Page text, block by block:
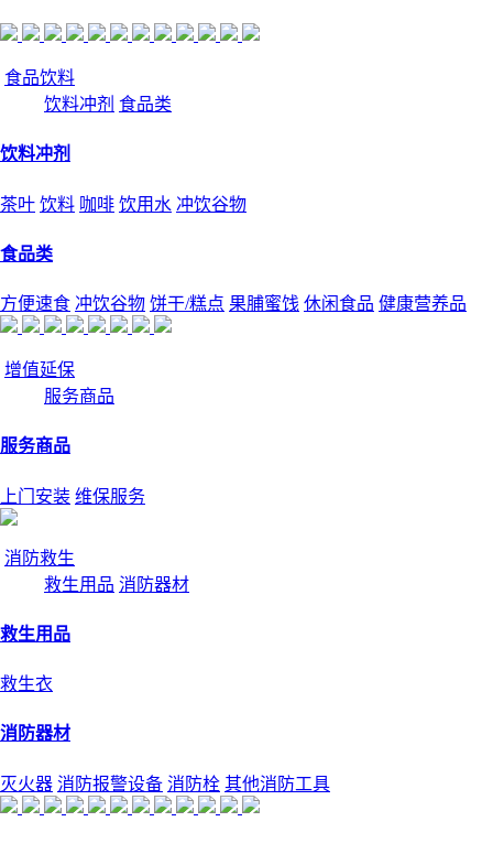
食品饮料
饮料冲剂 食品类
饮料冲剂
茶叶 饮料 咖啡 饮用水 冲饮谷物
食品类
方便速食 冲饮谷物 饼干/糕点 果脯蜜饯 休闲食品 健康营养品
增值延保
服务商品
服务商品
上门安装 维保服务
消防救生
救生用品 消防器材
救生用品
救生衣
消防器材
灭火器 消防报警设备 消防栓 其他消防工具